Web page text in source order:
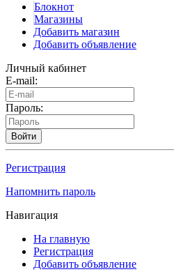
Блокнот
Магазины
Добавить магазин
Добавить объявление
Личный кабинет
E-mail:
Пароль:
Войти
Регистрация
Напомнить пароль
Навигация
На главную
Регистрация
Добавить объявление